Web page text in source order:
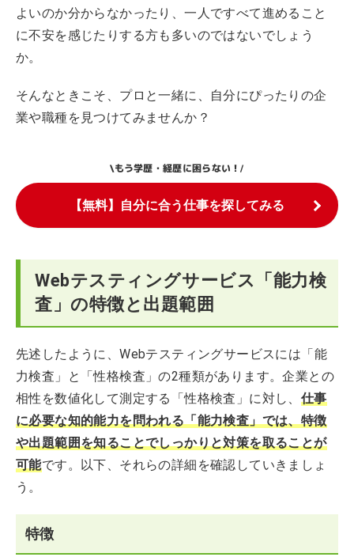
よいのか分からなかったり、一人ですべて進めること
に不安を感じたりする方も多いのではないでしょう
か。
そんなときこそ、プロと一緒に、自分にぴったりの企
業や職種を見つけてみませんか？
\もう学歴・経歴に困らない！/
【無料】自分に合う仕事を探してみる
Webテスティングサービス「能力検
査」の特徴と出題範囲
先述したように、Webテスティングサービスには「能
力検査」と「性格検査」の2種類があります。企業との
相性を数値化して測定する「性格検査」に対し、 仕事
に必要な知的能力を問われる「能力検査」では、特徴
や出題範囲を知ることでしっかりと対策を取ることが
可能です。以下、それらの詳細を確認していきましょ
う。
特徴